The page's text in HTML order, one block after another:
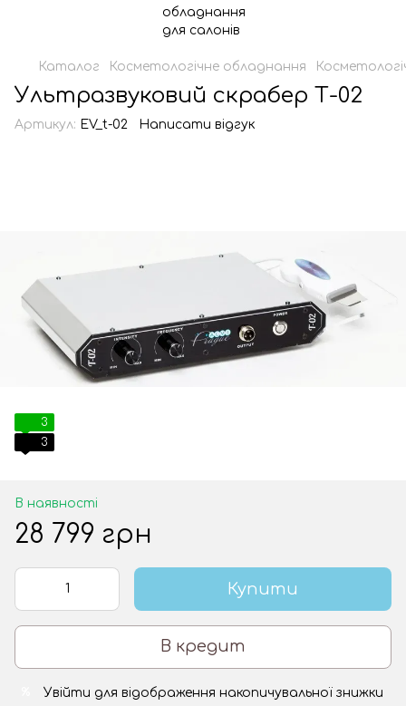
Каталог Косметологічне обладнання
Ультразвуковий скрабер Т-02
Артикул: EV_t-02 Написати відгук
3
3
В наявності
28 799 грн
Купити
В кредит
Увійти для відображення накопичувальної знижки